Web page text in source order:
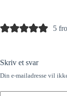
5
Skriv et svar
Din e-mailadresse vil